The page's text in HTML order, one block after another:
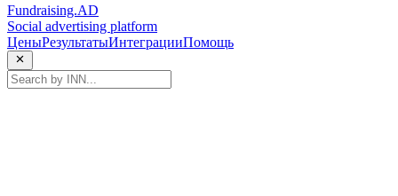
Fundraising.AD
Social advertising platform
ЦеныРезультатыИнтеграцииПомощь